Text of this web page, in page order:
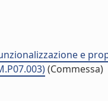
e
(Commessa)